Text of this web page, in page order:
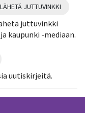
LÄHETÄ JUTTUVINKKI
juttuvinkki
kaupunki -mediaan.
uutiskirjeitä.